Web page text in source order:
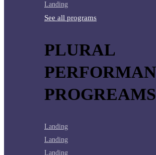
Landing
See all programs
PLURAL
Landing
Landing
Landing